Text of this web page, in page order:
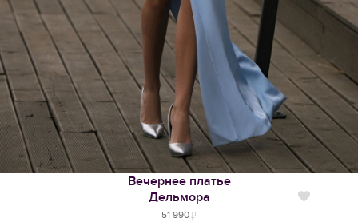
Вечернее платье
Дельмора
51 990